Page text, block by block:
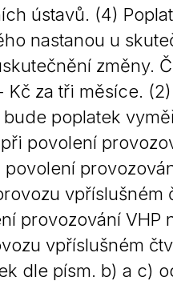
ústavů. (4)
nastanou u
změny.
Kč za tři měsíce.
poplatek
povolení
vpříslušném
provozování VHP
vpříslušném
dle písm. b) a c)